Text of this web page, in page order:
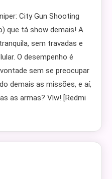
City Gun Shooting
que tá show demais! A
sem travadas e
O desempenho é
sem se preocupar
demais as missões, e aí,
as armas? Vlw! [Redmi